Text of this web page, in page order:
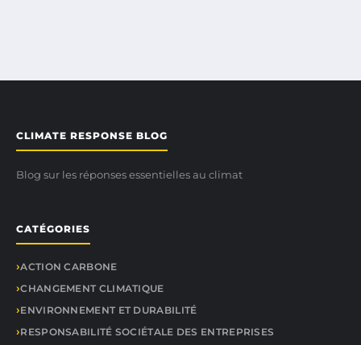
CLIMATE RESPONSE BLOG
Blog sur les réponses essentielles au climat
CATÉGORIES
ACTION CARBONE
CHANGEMENT CLIMATIQUE
ENVIRONNEMENT ET DURABILITÉ
RESPONSABILITÉ SOCIÉTALE DES ENTREPRISES